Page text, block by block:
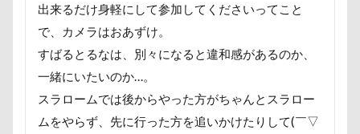
出来るだけ身軽にして参加してくださいってこと
で、カメラはおあずけ。
すばるとるなは、別々になると違和感があるのか、
一緒にいたいのか…。
スラロームでは後からやった方がちゃんとスラロー
ムをやらず、先に行った方を追いかけたりして(￣▽
アンちゃん
アレルギー アルマくん
アルジェントくん
わんダフルネイチャーヴィレッジ
ほうとう 富士の茶屋
よきにはからえ
ゆずちゃん ゆきちゃん